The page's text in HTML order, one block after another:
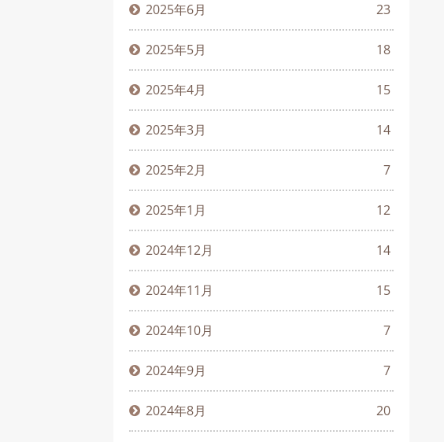
2025年6月 23
2025年5月 18
2025年4月 15
2025年3月 14
2025年2月 7
2025年1月 12
2024年12月 14
2024年11月 15
2024年10月 7
2024年9月 7
2024年8月 20